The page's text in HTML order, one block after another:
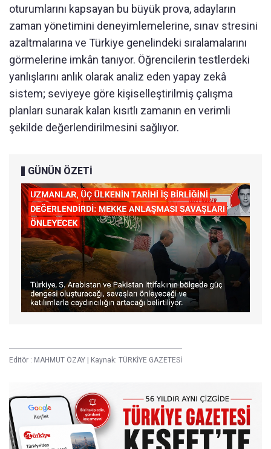
oturumlarını kapsayan bu büyük prova, adayların
zaman yönetimini deneyimlemelerine, sınav stresini
azaltmalarına ve Türkiye genelindeki sıralamalarını
görmelerine imkân tanıyor. Öğrencilerin testlerdeki
yanlışlarını anlık olarak analiz eden yapay zekâ
sistem; seviyeye göre kişiselleştirilmiş çalışma
planları sunarak kalan kısıtlı zamanın en verimli
şekilde değerlendirilmesini sağlıyor.
GÜNÜN ÖZETİ
Editör : MAHMUT ÖZAY | Kaynak: TÜRKİYE GAZETESİ